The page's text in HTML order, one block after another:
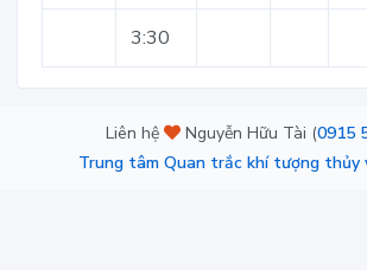
3:30
Liên hệ Nguyễn Hữu Tài (0915
Trung tâm Quan trắc khí tượng thủy